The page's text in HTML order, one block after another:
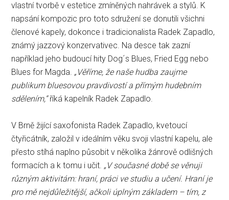
vlastní tvorbě v estetice zmíněných nahrávek a stylů. K
napsání kompozic pro toto sdružení se donutili všichni
členové kapely, dokonce i tradicionalista Radek Zapadlo,
známý jazzový konzervativec. Na desce tak zazní
například jeho budoucí hity Dog´s Blues, Fried Egg nebo
Blues for Magda. „Věříme, že naše hudba zaujme
publikum bluesovou pravdivostí a přímým hudebním
sdělením,“říká kapelník Radek Zapadlo.
V Brně žijící saxofonista Radek Zapadlo, kvetoucí
čtyřicátník, založil v ideálním věku svoji vlastní kapelu, ale
přesto stíhá naplno působit v několika žánrově odlišných
formacích a k tomu i učit. „V současné době se věnuji
různým aktivitám: hraní, práci ve studiu a učení. Hraní je
pro mě nejdůležitější, ačkoli úplným základem – tím, z